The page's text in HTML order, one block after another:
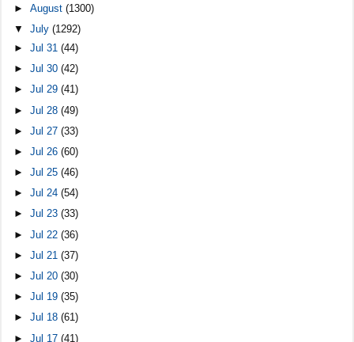
►August(1300)
▼July(1292)
►Jul 31(44)
►Jul 30(42)
►Jul 29(41)
►Jul 28(49)
►Jul 27(33)
►Jul 26(60)
►Jul 25(46)
►Jul 24(54)
►Jul 23(33)
►Jul 22(36)
►Jul 21(37)
►Jul 20(30)
►Jul 19(35)
►Jul 18(61)
►Jul 17(41)